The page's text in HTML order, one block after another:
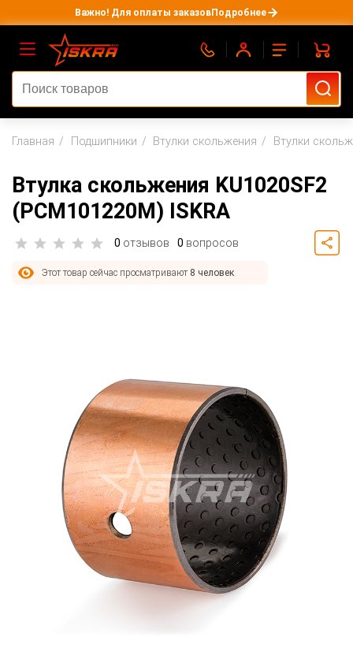
Важно! Для оплаты заказовПодробнее
Главная Подшипники Втулки скольжения Втулки
Втулка скольжения KU1020SF2
(PCM101220M) ISKRA
0 отзывов 0 вопросов
Этот товар сейчас просматривают 8 человек